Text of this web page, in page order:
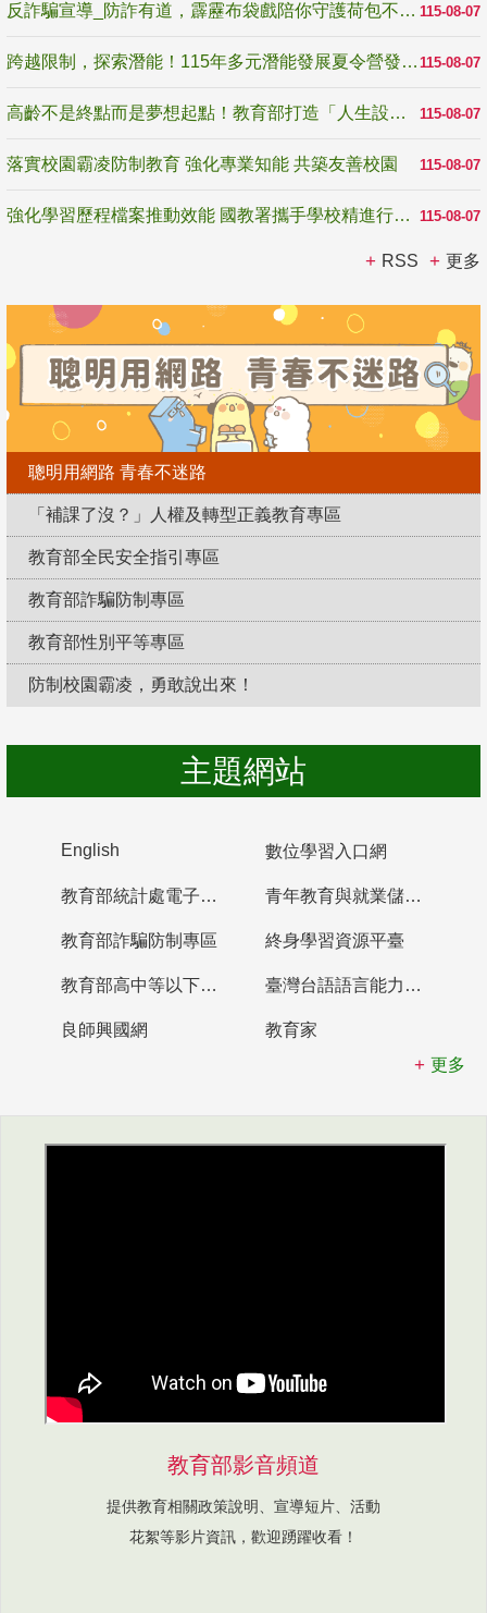
115-08-07
反詐騙宣導_防詐有道，霹靂布袋戲陪你守護荷包不受騙
115-08-07
跨越限制，探索潛能！115年多元潛能發展夏令營發掘生命無限可能
115-08-07
高齡不是終點而是夢想起點！教育部打造「人生設計夢工場」 參展第3屆高齡健康產業博覽會
115-08-07
落實校園霸凌防制教育 強化專業知能 共築友善校園
115-08-07
強化學習歷程檔案推動效能 國教署攜手學校精進行政與教學支持
RSS 更多
聰明用網路 青春不迷路
「補課了沒？」人權及轉型正義教育專區
教育部全民安全指引專區
教育部詐騙防制專區
教育部性別平等專區
防制校園霸凌，勇敢說出來！
主題網站
English 數位學習入口網
教育部統計處電子書櫃 青年教育與就業儲蓄帳戶
教育部詐騙防制專區 終身學習資源平臺
教育部高中等以下學校及幼兒園教師資格檢定考試 臺灣台語語言能力認證網站
良師興國網
教育家
更多
教育部影音頻道
提供教育相關政策說明、宣導短片、活動
花絮等影片資訊，歡迎踴躍收看！